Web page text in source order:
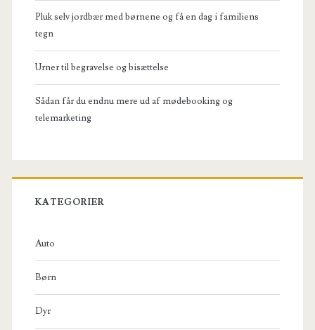
Pluk selv jordbær med børnene og få en dag i familiens
tegn
Urner til begravelse og bisættelse
Sådan får du endnu mere ud af mødebooking og
telemarketing
KATEGORIER
Auto
Børn
Dyr